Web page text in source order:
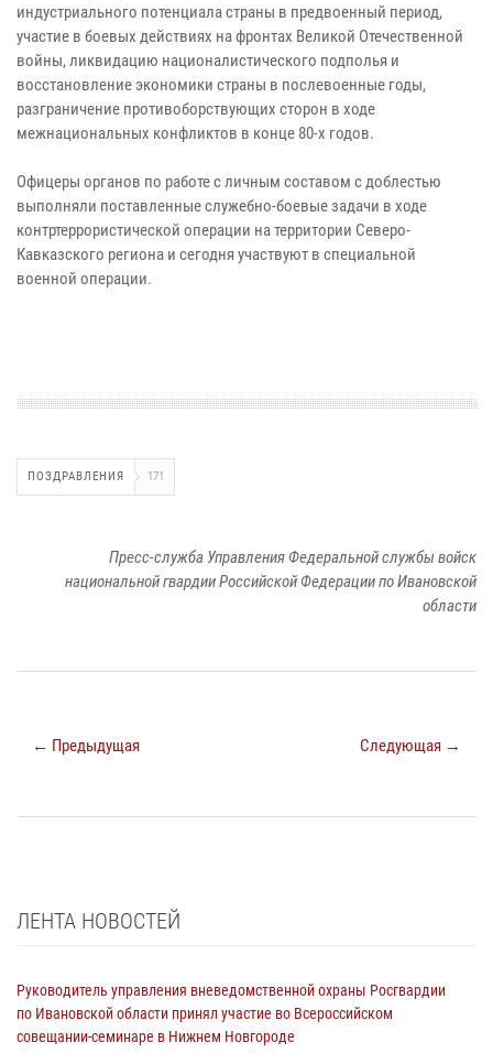
индустриального потенциала страны в предвоенный период,
участие в боевых действиях на фронтах Великой Отечественной
войны, ликвидацию националистического подполья и
восстановление экономики страны в послевоенные годы,
разграничение противоборствующих сторон в ходе
межнациональных конфликтов в конце 80-х годов.
Офицеры органов по работе с личным составом с доблестью
выполняли поставленные служебно-боевые задачи в ходе
контртеррористической операции на территории Северо-
Кавказского региона и сегодня участвуют в специальной
военной операции.
ПОЗДРАВЛЕНИЯ 171
Пресс-служба Управления Федеральной службы войск
национальной гвардии Российской Федерации по Ивановской
области
← Предыдущая Следующая →
ЛЕНТА НОВОСТЕЙ
Руководитель управления вневедомственной охраны Росгвардии
по Ивановской области принял участие во Всероссийском
совещании-семинаре в Нижнем Новгороде